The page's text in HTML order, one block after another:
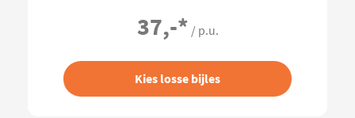
37,-* / p.u.
Kies losse bijles